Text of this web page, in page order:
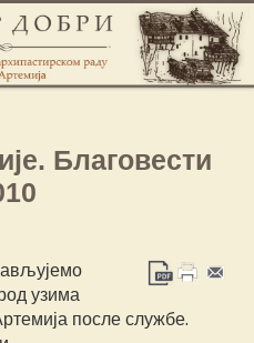
Благовести
узима
после службе.